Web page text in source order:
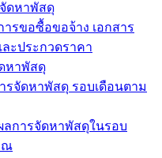
ดหาพัสดุ
ารขอซื้อขอจ้าง เอกสาร
ะประกวดราคา
หาพัสดุ
รจัดหาพัสดุ รอบเดือนตาม
ลการจัดหาพัสดุในรอบ
ณ